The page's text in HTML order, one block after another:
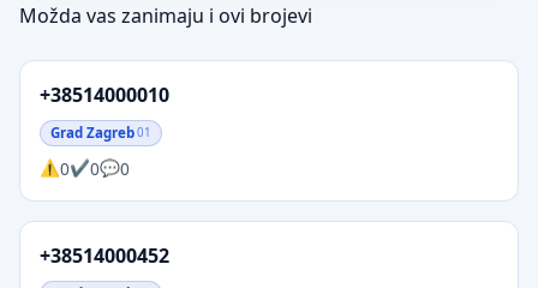
Možda vas zanimaju i ovi brojevi
+38514000010
Grad Zagreb01
0 0 0
+38514000452